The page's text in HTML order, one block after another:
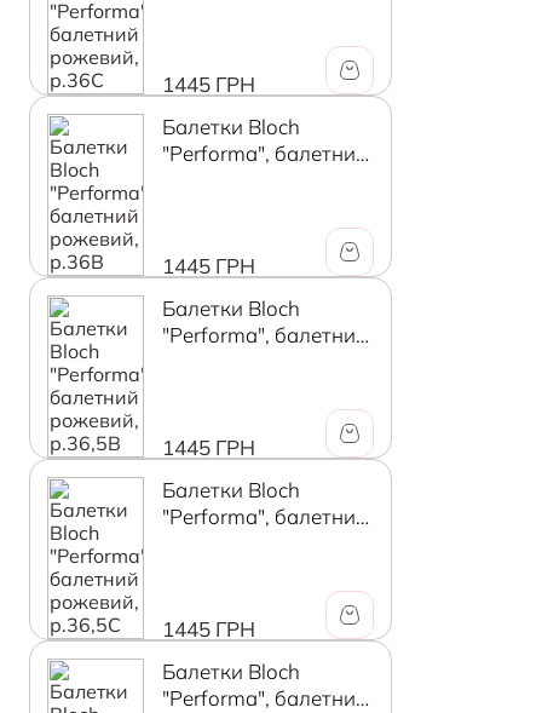
1445 ГРН
Балетки Bloch
"Performa", балетний
1445 ГРН
Балетки Bloch
"Performa", балетний
1445 ГРН
Балетки Bloch
"Performa", балетний
1445 ГРН
Балетки Bloch
"Performa", балетний